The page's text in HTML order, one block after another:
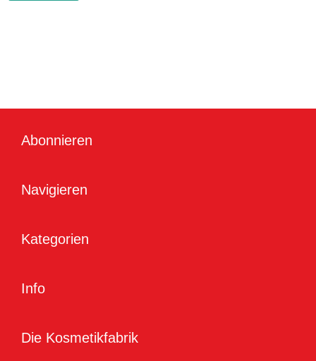
Abonnieren
Navigieren
Kategorien
Info
Die Kosmetikfabrik